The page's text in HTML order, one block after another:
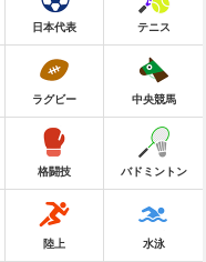
日本代表 テニス
ラグビー 中央競馬
格闘技 バドミントン
陸上 水泳